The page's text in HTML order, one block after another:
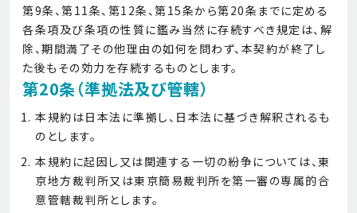
第9条、第11条、第12条、第15条から第20条までに定める
各条項及び条項の性質に鑑み当然に存続すべき規定は、解
除、期間満了その他理由の如何を問わず、本契約が終了し
た後もその効力を存続するものとします。
第20条（準拠法及び管轄）
本規約は日本法に準拠し、日本法に基づき解釈されるも
のとします。
本規約に起因し又は関連する一切の紛争については、東
京地方裁判所又は東京簡易裁判所を第一審の専属的合
意管轄裁判所とします。